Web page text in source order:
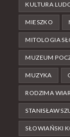
KULTURA
MIESZKO
MITOLOGIA
MUZEUM
MUZYKA
RODZIMA
STANISŁAW
SŁOWIAŃSKI